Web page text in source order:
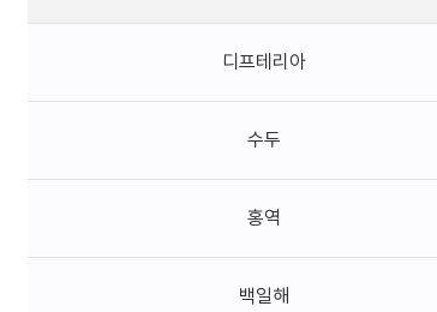
디프테리아
수두
홍역
백일해